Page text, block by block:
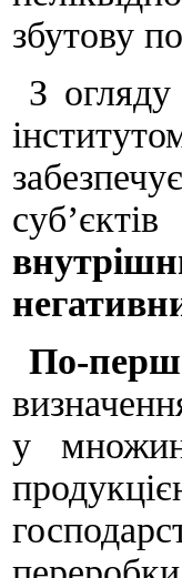
збутову
З
По-
у